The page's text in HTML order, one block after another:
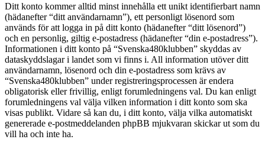
Ditt konto kommer alltid minst innehålla ett unikt identifierbart namn
(hädanefter “ditt användarnamn”), ett personligt lösenord som
används för att logga in på ditt konto (hädanefter “ditt lösenord”)
och en personlig, giltig e-postadress (hädanefter “din e-postadress”).
Informationen i ditt konto på “Svenska480klubben” skyddas av
dataskyddslagar i landet som vi finns i. All information utöver ditt
användarnamn, lösenord och din e-postadress som krävs av
“Svenska480klubben” under registreringsprocessen är endera
obligatorisk eller frivillig, enligt forumledningens val. Du kan enligt
forumledningens val välja vilken information i ditt konto som ska
visas publikt. Vidare så kan du, i ditt konto, välja vilka automatiskt
genererade e-postmeddelanden phpBB mjukvaran skickar ut som du
vill ha och inte ha.